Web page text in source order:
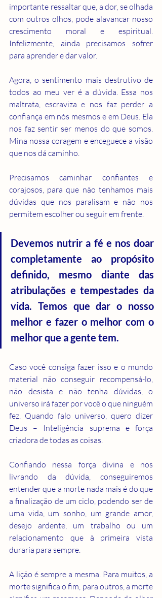
importante ressaltar que, a dor, se olhada
com outros olhos, pode alavancar nosso
crescimento moral e espiritual.
Infelizmente, ainda precisamos sofrer
para aprender e dar valor.
Agora, o sentimento mais destrutivo de
todos ao meu ver é a dúvida. Essa nos
maltrata, escraviza e nos faz perder a
confiança em nós mesmos e em Deus. Ela
nos faz sentir ser menos do que somos.
Mina nossa coragem e enceguece a visão
que nos dá caminho.
Precisamos caminhar confiantes e
corajosos, para que não tenhamos mais
dúvidas que nos paralisam e não nos
permitem escolher ou seguir em frente.
Devemos nutrir a fé e nos doar
completamente ao propósito
definido, mesmo diante das
atribulações e tempestades da
vida. Temos que dar o nosso
melhor e fazer o melhor com o
melhor que a gente tem.
Caso você consiga fazer isso e o mundo
material não conseguir recompensá-lo,
não desista e não tenha dúvidas, o
universo irá fazer por você o que ninguém
fez. Quando falo universo, quero dizer
Deus – Inteligência suprema e força
criadora de todas as coisas.
Confiando nessa força divina e nos
livrando da dúvida, conseguiremos
entender que a morte nada mais é do que
a finalização de um ciclo, podendo ser de
uma vida, um sonho, um grande amor,
desejo ardente, um trabalho ou um
relacionamento que à primeira vista
duraria para sempre.
A lição é sempre a mesma. Para muitos, a
morte significa o fim, para outros, a morte